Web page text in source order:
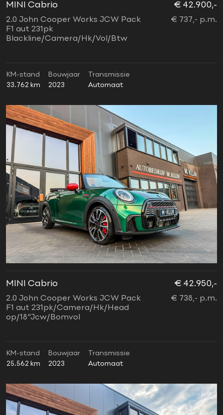
MINI Cabrio
2.0 John Cooper Works JCW Pack
F1 aut 231pk
Blackline/Camera/Hk/Vol/Btw
€ 42.900,-
€ 737,- p.m.
KM-stand
33.762 km
Bouwjaar
2023
Transmissie
Automaat
MINI Cabrio
2.0 John Cooper Works JCW Pack
F1 aut 231pk/Camera/Hk/Head
op/18"Jcw/Bomvol
€ 42.950,-
€ 738,- p.m.
KM-stand
25.562 km
Bouwjaar
2023
Transmissie
Automaat